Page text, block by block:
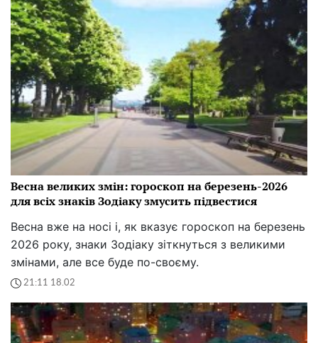
Весна великих змін: гороскоп на березень-2026
для всіх знаків Зодіаку змусить підвестися
Весна вже на носі і, як вказує гороскоп на березень
2026 року, знаки Зодіаку зіткнуться з великими
змінами, але все буде по-своєму.
21:11 18.02